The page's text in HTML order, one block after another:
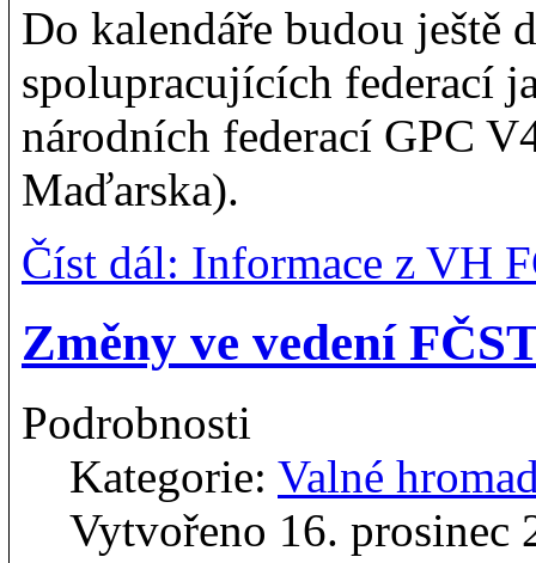
Do kalendáře budou ještě
spolupracujících federací
národních federací GPC
Maďarska).
Číst dál: Informace z VH
Změny ve vedení
Podrobnosti
Kategorie: Valné
Vytvořeno 16. prosinec